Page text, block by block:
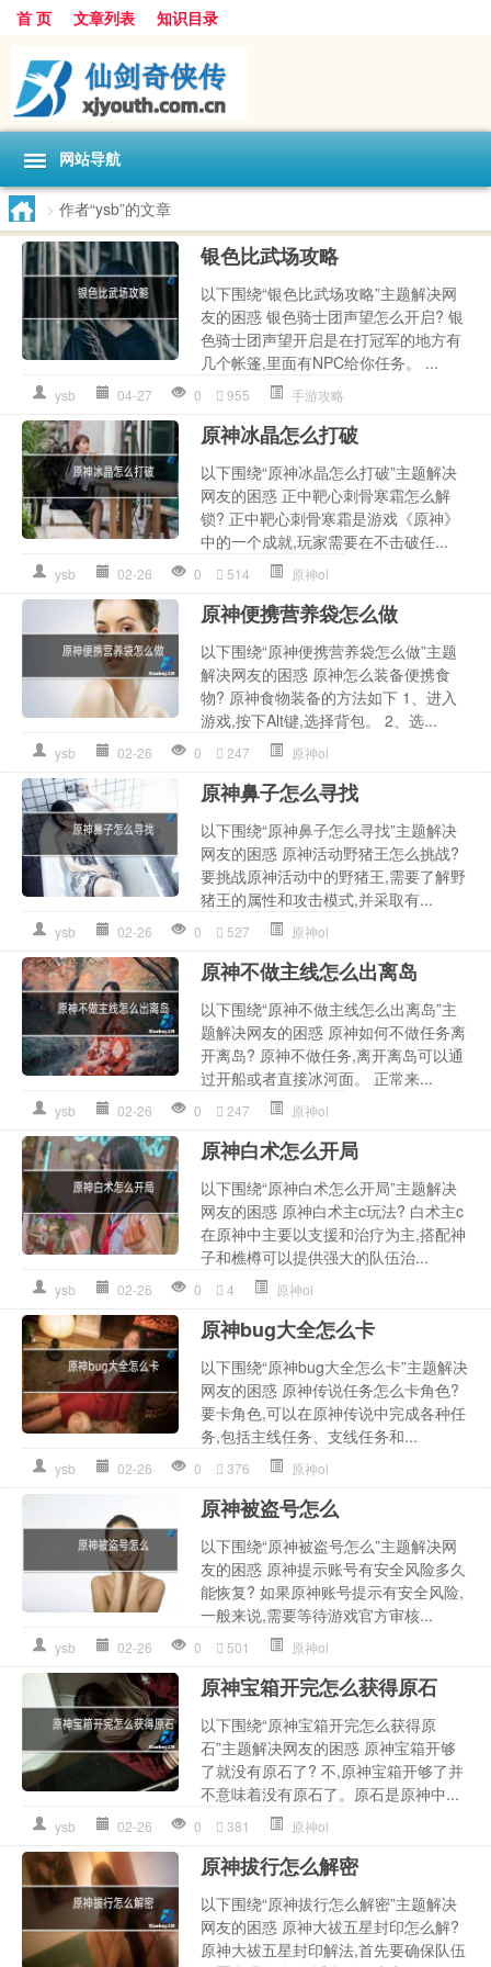
首 页 文章列表 知识目录
网站导航
> 作者“ysb”的文章
银色比武场攻略
以下围绕“银色比武场攻略”主题解决网
友的困惑 银色骑士团声望怎么开启? 银
色骑士团声望开启是在打冠军的地方有
几个帐篷,里面有NPC给你任务。 ...
ysb 04-27 0 955 手游攻略
原神冰晶怎么打破
以下围绕“原神冰晶怎么打破”主题解决
网友的困惑 正中靶心刺骨寒霜怎么解
锁? 正中靶心刺骨寒霜是游戏《原神》
中的一个成就,玩家需要在不击破任...
ysb 02-26 0 514 原神ol
原神便携营养袋怎么做
以下围绕“原神便携营养袋怎么做”主题
解决网友的困惑 原神怎么装备便携食
物? 原神食物装备的方法如下 1、进入
游戏,按下Alt键,选择背包。 2、选...
ysb 02-26 0 247 原神ol
原神鼻子怎么寻找
以下围绕“原神鼻子怎么寻找”主题解决
网友的困惑 原神活动野猪王怎么挑战?
要挑战原神活动中的野猪王,需要了解野
猪王的属性和攻击模式,并采取有...
ysb 02-26 0 527 原神ol
原神不做主线怎么出离岛
以下围绕“原神不做主线怎么出离岛”主
题解决网友的困惑 原神如何不做任务离
开离岛? 原神不做任务,离开离岛可以通
过开船或者直接冰河面。 正常来...
ysb 02-26 0 247 原神ol
原神白术怎么开局
以下围绕“原神白术怎么开局”主题解决
网友的困惑 原神白术主c玩法? 白术主c
在原神中主要以支援和治疗为主,搭配神
子和樵樽可以提供强大的队伍治...
ysb 02-26 0 4 原神ol
原神bug大全怎么卡
以下围绕“原神bug大全怎么卡”主题解决
网友的困惑 原神传说任务怎么卡角色?
要卡角色,可以在原神传说中完成各种任
务,包括主线任务、支线任务和...
ysb 02-26 0 376 原神ol
原神被盗号怎么
以下围绕“原神被盗号怎么”主题解决网
友的困惑 原神提示账号有安全风险多久
能恢复? 如果原神账号提示有安全风险,
一般来说,需要等待游戏官方审核...
ysb 02-26 0 501 原神ol
原神宝箱开完怎么获得原石
以下围绕“原神宝箱开完怎么获得原
石”主题解决网友的困惑 原神宝箱开够
了就没有原石了? 不,原神宝箱开够了并
不意味着没有原石了。原石是原神中...
ysb 02-26 0 381 原神ol
原神拔行怎么解密
以下围绕“原神拔行怎么解密”主题解决
网友的困惑 原神大祓五星封印怎么解?
原神大祓五星封印解法,首先要确保队伍